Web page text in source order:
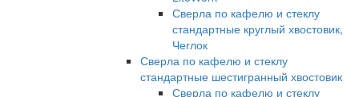
Сверла по кафелю и стеклу
стандартные круглый хвостовик,
Чеглок
Сверла по кафелю и стеклу
стандартные шестигранный хвостовик
Сверла по кафелю и стеклу